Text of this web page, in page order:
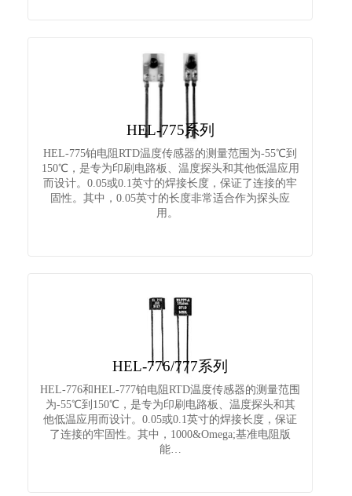
HEL-775系列
HEL-775铂电阻RTD温度传感器的测量范围为-55℃到
150℃，是专为印刷电路板、温度探头和其他低温应用
而设计。0.05或0.1英寸的焊接长度，保证了连接的牢
固性。其中，0.05英寸的长度非常适合作为探头应
用。
HEL-776/777系列
HEL-776和HEL-777铂电阻RTD温度传感器的测量范围
为-55℃到150℃，是专为印刷电路板、温度探头和其
他低温应用而设计。0.05或0.1英寸的焊接长度，保证
了连接的牢固性。其中，1000&Omega;基准电阻版
能…